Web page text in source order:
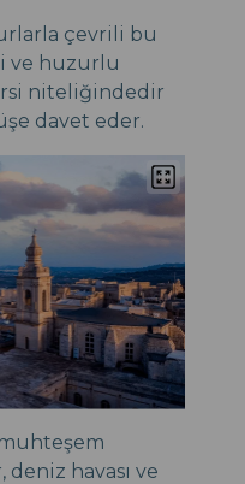
çevrili bu
ve huzurlu
niteliğindedir
davet eder.
deniz havası ve